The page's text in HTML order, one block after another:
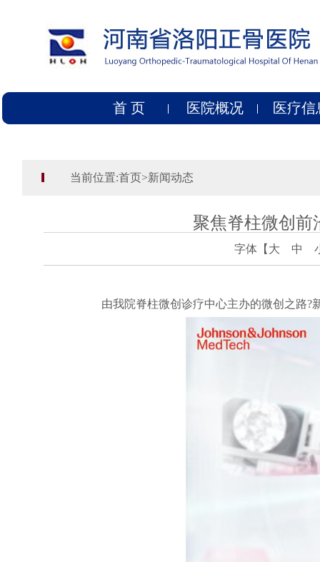
首 页 医院概况 医疗信
当前位置:首页>新闻动态
聚焦脊柱微创前
字体【 大 中
由我院脊柱微创诊疗中心主办的微创之路?